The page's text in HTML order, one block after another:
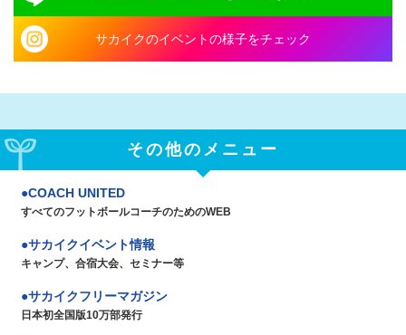
サカイクのイベントの様子をチェック
その他のメニュー
COACH UNITED
すべてのフットボールコーチのためのWEB
サカイクイベント情報
キャンプ、合宿大会、セミナー等
サカイクフリーマガジン
日本初全国版10万部発行